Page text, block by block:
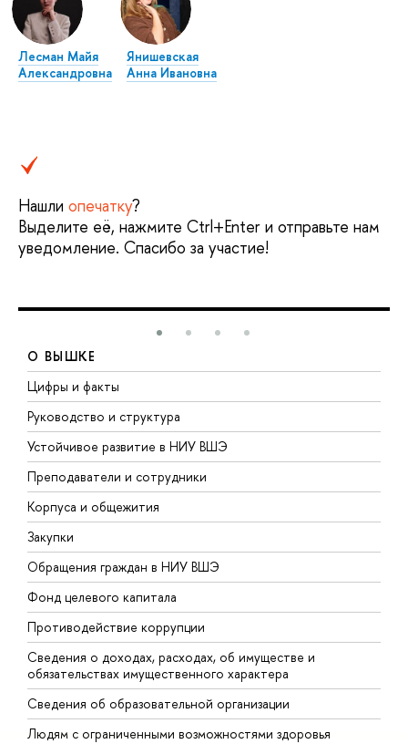
Лесман Майя
Александровна
Янишевская
Анна Ивановна
Нашли опечатку?
Выделите её, нажмите Ctrl+Enter и отправьте нам
уведомление. Спасибо за участие!
О ВЫШКЕ
Цифры и факты
Руководство и структура
Устойчивое развитие в НИУ ВШЭ
Преподаватели и сотрудники
Корпуса и общежития
Закупки
Обращения граждан в НИУ ВШЭ
Фонд целевого капитала
Противодействие коррупции
Сведения о доходах, расходах, об имуществе и
обязательствах имущественного характера
Сведения об образовательной организации
Людям с ограниченными возможностями здоровья